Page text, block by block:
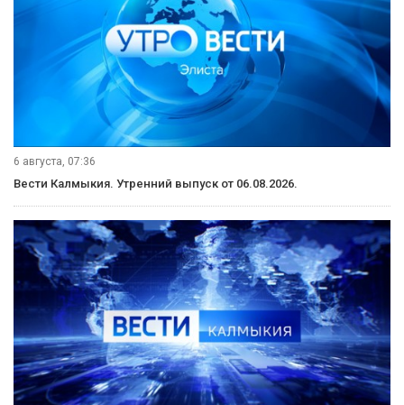
6 августа, 07:36
Вести Калмыкия. Утренний выпуск от 06.08.2026.